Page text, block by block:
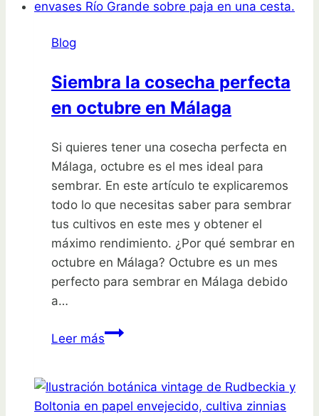
Cómo
pensamientos
Blog
Siembra la cosecha perfecta
en octubre en Málaga
Si quieres tener una cosecha perfecta en
Málaga, octubre es el mes ideal para
sembrar. En este artículo te explicaremos
todo lo que necesitas saber para sembrar
tus cultivos en este mes y obtener el
máximo rendimiento. ¿Por qué sembrar en
octubre en Málaga? Octubre es un mes
perfecto para sembrar en Málaga debido
a…
Leer másSiembra
perfecta
en